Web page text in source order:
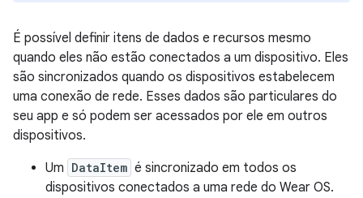
É possível definir itens de dados e recursos mesmo
quando eles não estão conectados a um dispositivo. Eles
são sincronizados quando os dispositivos estabelecem
uma conexão de rede. Esses dados são particulares do
seu app e só podem ser acessados por ele em outros
dispositivos.
Um DataItem é sincronizado em todos os
dispositivos conectados a uma rede do Wear OS.